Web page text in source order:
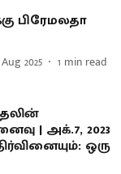
பிரேமலதா
2025 1 min read
| அக்.7, 2023
ஒரு